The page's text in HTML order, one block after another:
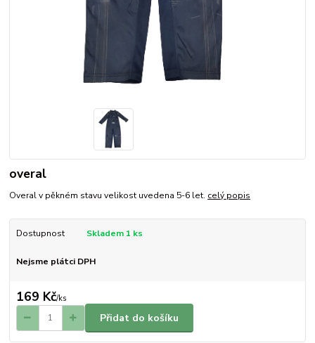
overal
Overal v pěkném stavu velikost uvedena 5-6 let. celý popis
Dostupnost Skladem 1 ks
Nejsme plátci DPH
169 Kč/ks
Přidat do košíku